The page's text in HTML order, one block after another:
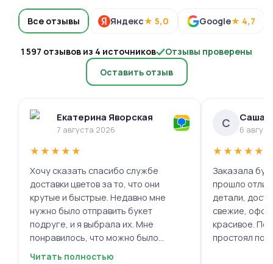
Все отзывы Яндекс★ 5,0 Google★ 4,7
1 597 отзывов из 4 источников
Отзывы проверены
Оставить отзыв
Екатерина Яворская
7 августа 2026
★★★★★
Хочу сказать спасибо службе
доставки цветов за то, что они
крутые и быстрые. Недавно мне
нужно было отправить букет
подруге, и я выбрала их. Мне
понравилось, что можно было
выбрать цветы и оформить заказ
Читать полностью
С Саша
6
★★★★★
Заказала
прошло
детали,
свежие,
красивое.
простоял